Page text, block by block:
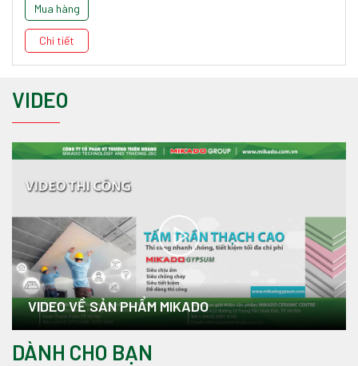
Mua hàng
Chi tiết
VIDEO
VIDEO VỀ SẢN PHẨM MIKADO
DÀNH CHO BẠN